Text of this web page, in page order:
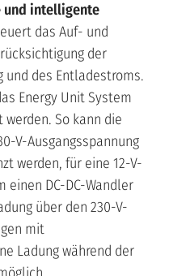
intelligente
das Auf- und
der
des Entladestroms.
Energy Unit System
So kann die
V-Ausgangsspannung
werden, für eine 12-V-
einen DC-DC-Wandler
über den 230-V-
mit
Ladung während der